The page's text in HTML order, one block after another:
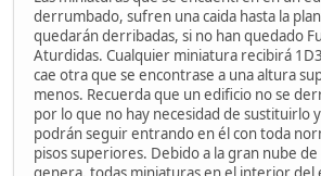
derrumbado, sufren una caida hasta la
quedarán derribadas, si no han quedado
Aturdidas. Cualquier miniatura recibirá
cae otra que se encontrase a una altura
menos. Recuerda que un edificio no se
por lo que no hay necesidad de sustituirlo
podrán seguir entrando en él con toda
pisos superiores. Debido a la gran nube